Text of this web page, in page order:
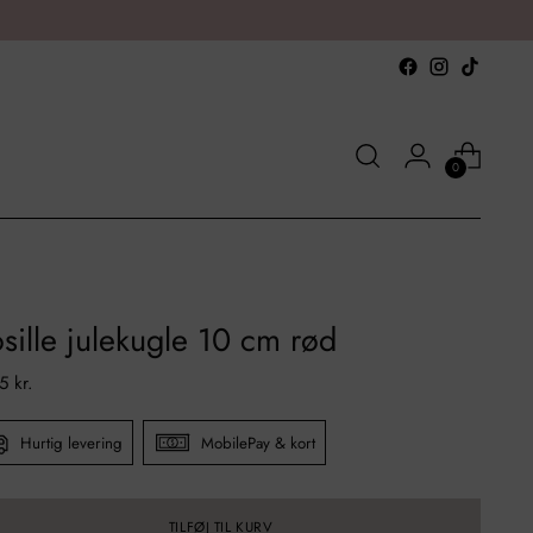
0
julekugle 10 cm rød
kr.
Hurtig levering MobilePay & kort
TILFØJ TIL KURV